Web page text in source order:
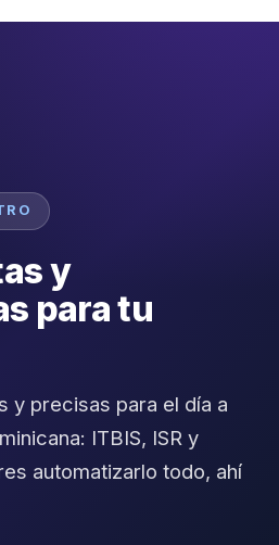
y
para tu
y precisas para el día a
ITBIS, ISR y
automatizarlo todo, ahí